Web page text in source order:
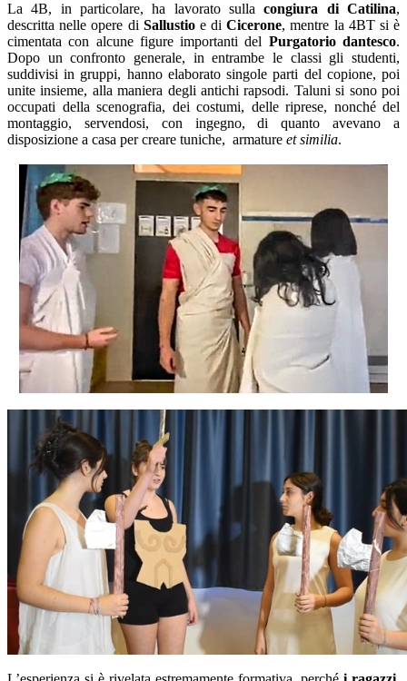
La 4B, in particolare, ha lavorato sullacongiura di Catilina,
descritta nelle opere di Sallustioe diCicerone, mentre la 4BT si è
cimentata con alcune figure importanti del Purgatorio dantesco.
Dopo un confronto generale, in entrambe le classi gli studenti,
suddivisi in gruppi, hanno elaborato singole parti del copione, poi
unite insieme, alla maniera degli antichi rapsodi. Taluni si sono poi
occupati della scenografia, dei costumi, delle riprese, nonché del
montaggio, servendosi, con ingegno, di quanto avevano a
disposizione a casa per creare tuniche, armature et similia.